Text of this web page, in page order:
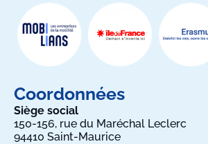
Coordonnées
Siège social
150-156, rue du Maréchal Leclerc
94410 Saint-Maurice